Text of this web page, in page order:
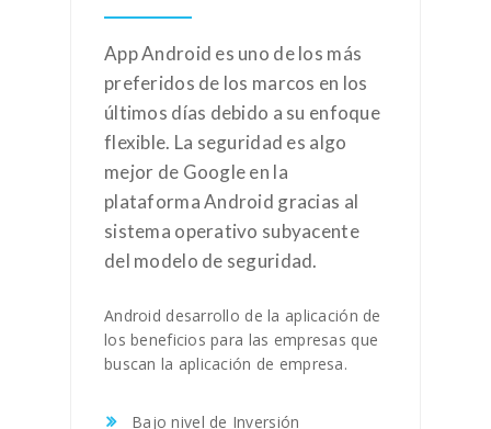
App Android es uno de los más
preferidos de los marcos en los
últimos días debido a su enfoque
flexible. La seguridad es algo
mejor de Google en la
plataforma Android gracias al
sistema operativo subyacente
del modelo de seguridad.
Android desarrollo de la aplicación de
los beneficios para las empresas que
buscan la aplicación de empresa.
Bajo nivel de Inversión